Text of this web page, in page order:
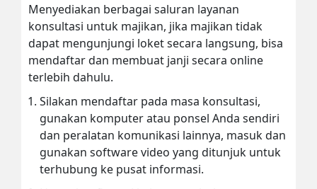
Menyediakan berbagai saluran layanan
konsultasi untuk majikan, jika majikan tidak
dapat mengunjungi loket secara langsung, bisa
mendaftar dan membuat janji secara online
terlebih dahulu.
Silakan mendaftar pada masa konsultasi,
gunakan komputer atau ponsel Anda sendiri
dan peralatan komunikasi lainnya, masuk dan
gunakan software video yang ditunjuk untuk
terhubung ke pusat informasi.